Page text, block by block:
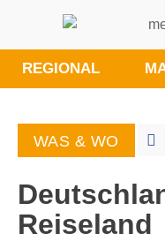
REGIONAL
WAS & WO
Reiseland